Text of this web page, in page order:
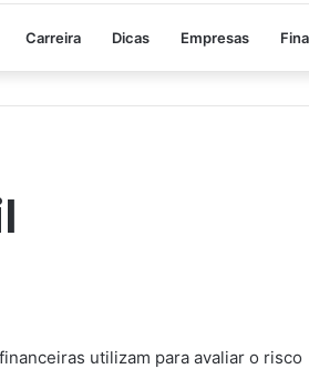
Carreira Dicas Empresas
utilizam para avaliar o risco